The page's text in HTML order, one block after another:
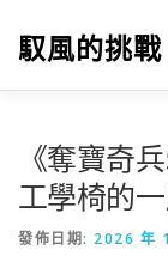
馭風的挑戰
《奪寶奇
工學椅的
發佈日期: 2026 年